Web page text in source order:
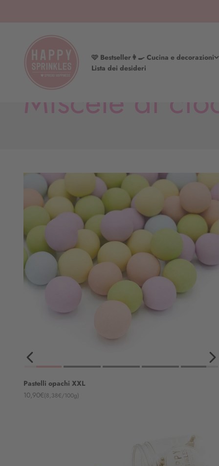
🩷 Bestseller👩‍🍳 Cucina e decorazioni
Lista dei desideri
HAPPY SPRINKLES | D2C
Miscele di
Pastelli opachi XXL
Angebot
10,90€(8,38€/100g)